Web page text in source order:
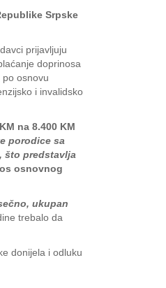
Srpske
prijavljuju
doprinosa
osnovu
i invalidsko
na 8.400 KM
porodice sa
što predstavlja
osnovnog
ukupan
trebalo da
donijela i odluku